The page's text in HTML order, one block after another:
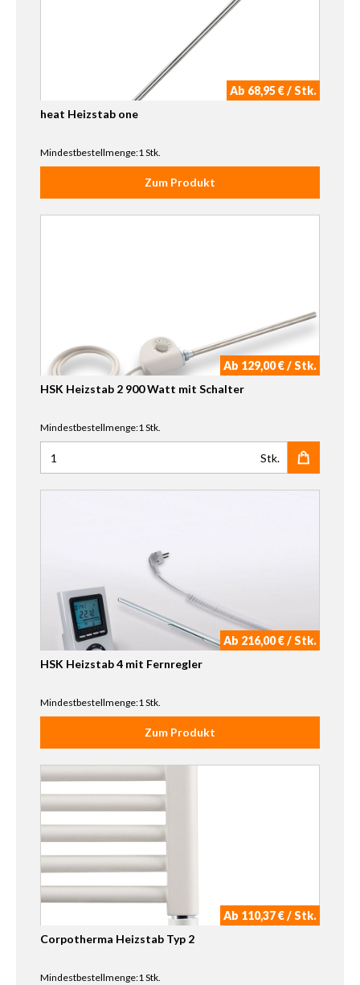
Ab 68,95 € / Stk.
heat Heizstab one
Mindestbestellmenge:1 Stk.
Zum Produkt
Ab 129,00 € / Stk.
HSK Heizstab 2 900 Watt mit Schalter
Mindestbestellmenge:1 Stk.
Anzahl für HSK Heizstab 2 900 Watt mit Schalter
Stk.
Ab 216,00 € / Stk.
HSK Heizstab 4 mit Fernregler
Mindestbestellmenge:1 Stk.
Zum Produkt
Ab 110,37 € / Stk.
Corpotherma Heizstab Typ 2
Mindestbestellmenge:1 Stk.